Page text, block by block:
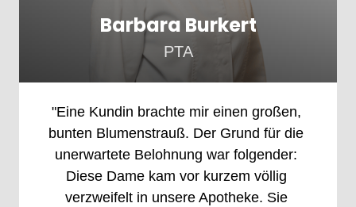
Barbara Burkert
PTA
"Eine Kundin brachte mir einen
bunten Blumenstrauß. Der Grund für
unerwartete Belohnung war
Diese Dame kam vor kurzem
verzweifelt in unsere Apotheke.
Sie